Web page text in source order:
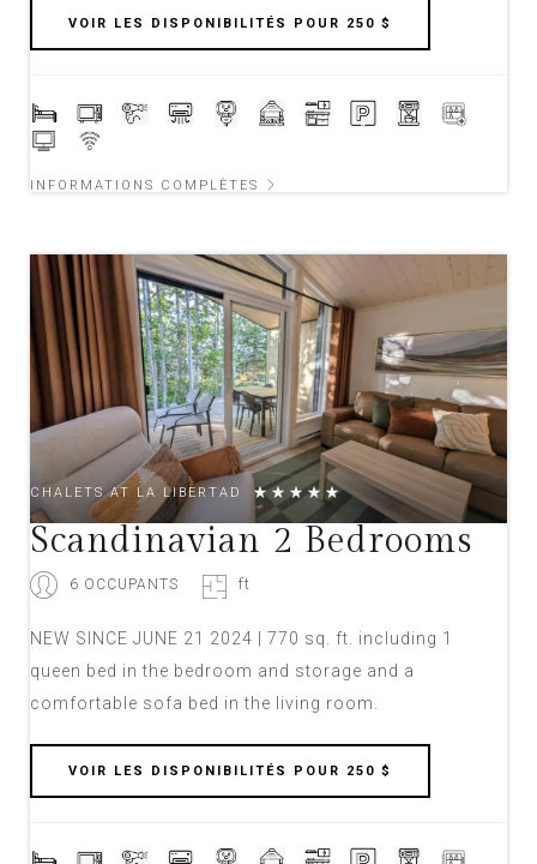
VOIR LES DISPONIBILITÉS POUR 250 $
INFORMATIONS COMPLÈTES
CHALETS AT LA LIBERTAD
Scandinavian 2 Bedrooms
6 OCCUPANTS ft
NEW SINCE JUNE 21 2024 | 770 sq. ft. including 1
queen bed in the bedroom and storage and a
comfortable sofa bed in the living room.
VOIR LES DISPONIBILITÉS POUR 250 $